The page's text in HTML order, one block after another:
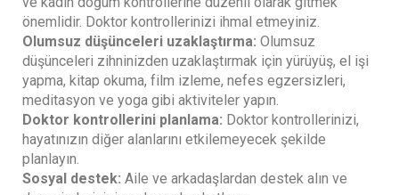
önemlidir. Doktor kontrollerinizi ihmal etmeyiniz.
Olumsuz düşünceleri uzaklaştırma: Olumsuz
düşünceleri zihninizden uzaklaştırmak için yürüyüş, el işi
yapma, kitap okuma, film izleme, nefes egzersizleri,
meditasyon ve yoga gibi aktiviteler yapın.
Doktor kontrollerini planlama: Doktor kontrollerinizi,
hayatınızın diğer alanlarını etkilemeyecek şekilde
planlayın.
Sosyal destek: Aile ve arkadaşlardan destek alın ve